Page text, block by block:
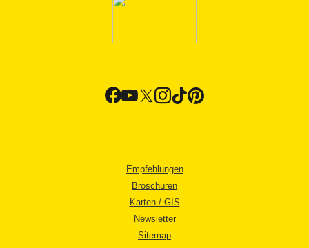
Empfehlungen
Broschüren
Karten / GIS
Newsletter
Sitemap